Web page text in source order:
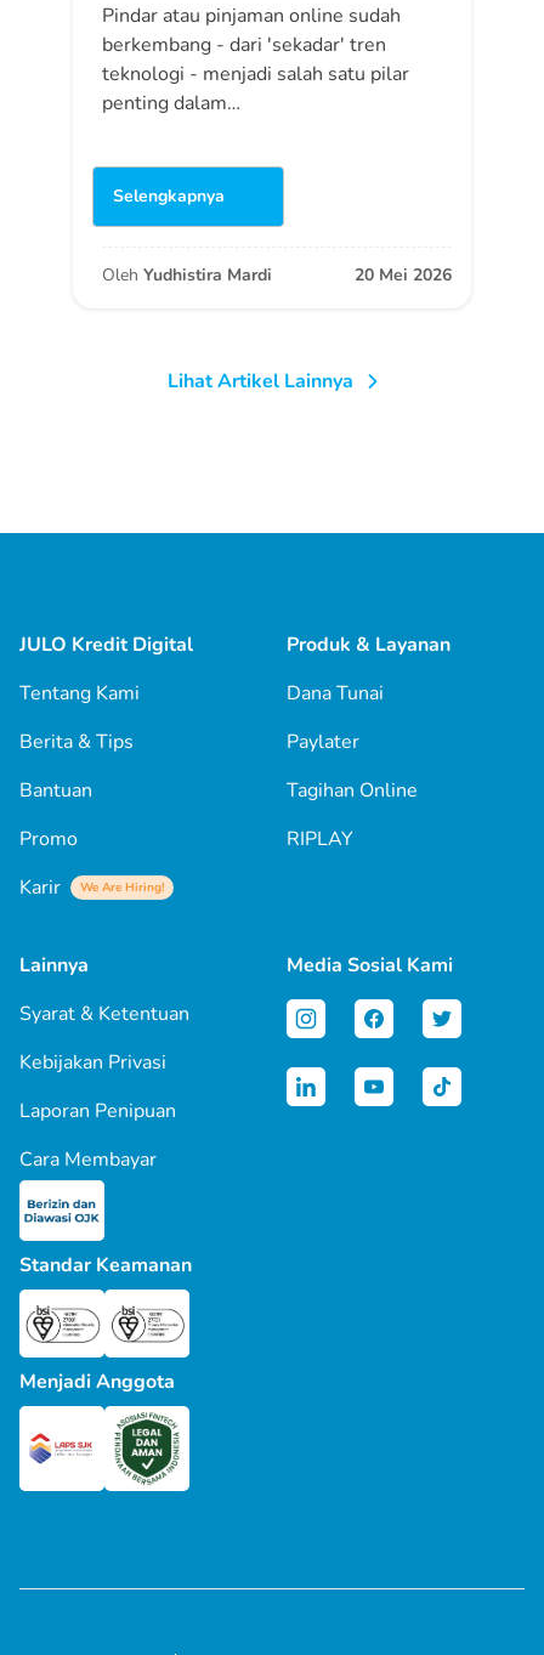
Pindar atau pinjaman online sudah
berkembang - dari 'sekadar' tren
teknologi - menjadi salah satu pilar
penting dalam…
Selengkapnya
Oleh Yudhistira Mardi 20 Mei 2026
Lihat Artikel Lainnya
JULO Kredit Digital
Tentang Kami
Berita & Tips
Bantuan
Promo
Karir
We Are Hiring!
Produk & Layanan
Dana Tunai
Paylater
Tagihan Online
RIPLAY
Lainnya
Syarat & Ketentuan
Kebijakan Privasi
Laporan Penipuan
Cara Membayar
Media Sosial Kami
Standar Keamanan
Menjadi Anggota